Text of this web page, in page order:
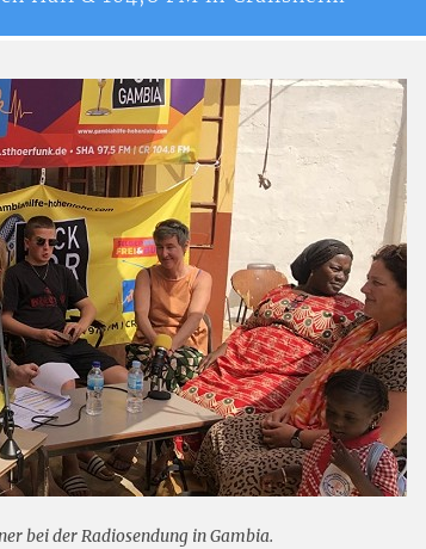
bei der Radiosendung in Gambia.